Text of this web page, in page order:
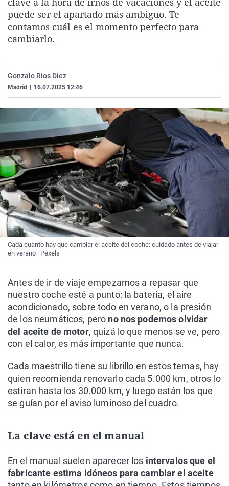
La rosa de los vientos
Gente viajera
Caso
Retornados
Extremadura
Galicia
Virales
Televisión
puede ser el apartado más ambiguo. Te
contamos cuál es el momento perfecto para
cambiarlo.
Gonzalo Ríos Díez
Madrid 16.07.2025 12:46
Cada cuanto hay que cambiar el aceite del coche: cuidado antes de viajar
en verano | Pexels
Antes de ir de viaje empezamos a repasar que
nuestro coche esté a punto: la batería, el aire
acondicionado, sobre todo en verano, o la presión
de los neumáticos, pero no nos podemos olvidar
del aceite de motor, quizá lo que menos se ve, pero
con el calor, es más importante que nunca.
Cada maestrillo tiene su librillo en estos temas, hay
quien recomienda renovarlo cada 5.000 km, otros lo
estiran hasta los 30.000 km, y luego están los que
se guían por el aviso luminoso del cuadro.
La clave está en el manual
En el manual suelen aparecer los intervalos que el
fabricante estima idóneos para cambiar el aceite